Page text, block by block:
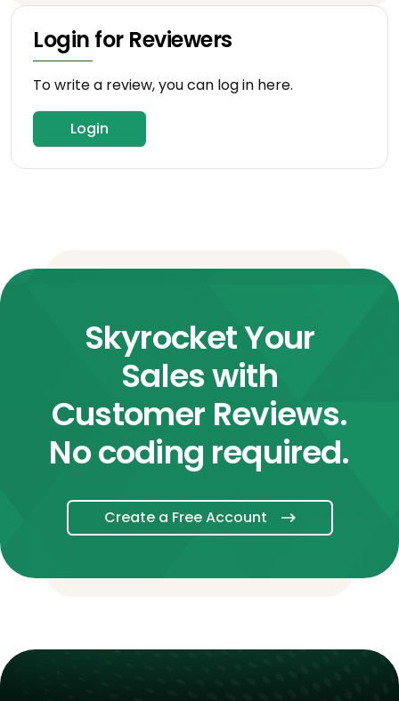
Login for Reviewers
To write a review, you can log in here.
Login
Skyrocket Your
Sales with
Customer Reviews.
No coding required.
Create a Free Account